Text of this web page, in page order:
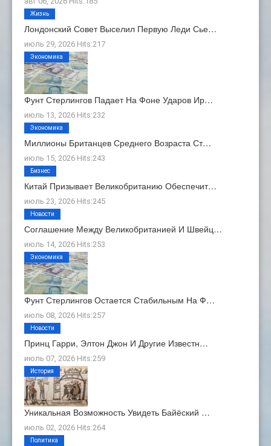
Лондонский Совет Выселил Первую Леди Сье…
июль 29, 2026 Hits:217
Жизнь
Фунт Стерлингов Падает На Фоне Ударов Ир…
июль 13, 2026 Hits:232
Экономика
Миллионы Британцев Среднего Возраста Ст…
июль 15, 2026 Hits:243
Экономика
Китай Призывает Великобританию Обеспечит…
июль 23, 2026 Hits:245
Бизнес
Соглашение Между Великобританией И Швейц…
июль 14, 2026 Hits:253
Новости
Фунт Стерлингов Остается Стабильным На Ф…
июль 08, 2026 Hits:257
Экономика
Принц Гарри, Элтон Джон И Другие Известн…
июль 07, 2026 Hits:259
Новости
Уникальная Возможность Увидеть Байёский …
июль 02, 2026 Hits:264
История
Политика